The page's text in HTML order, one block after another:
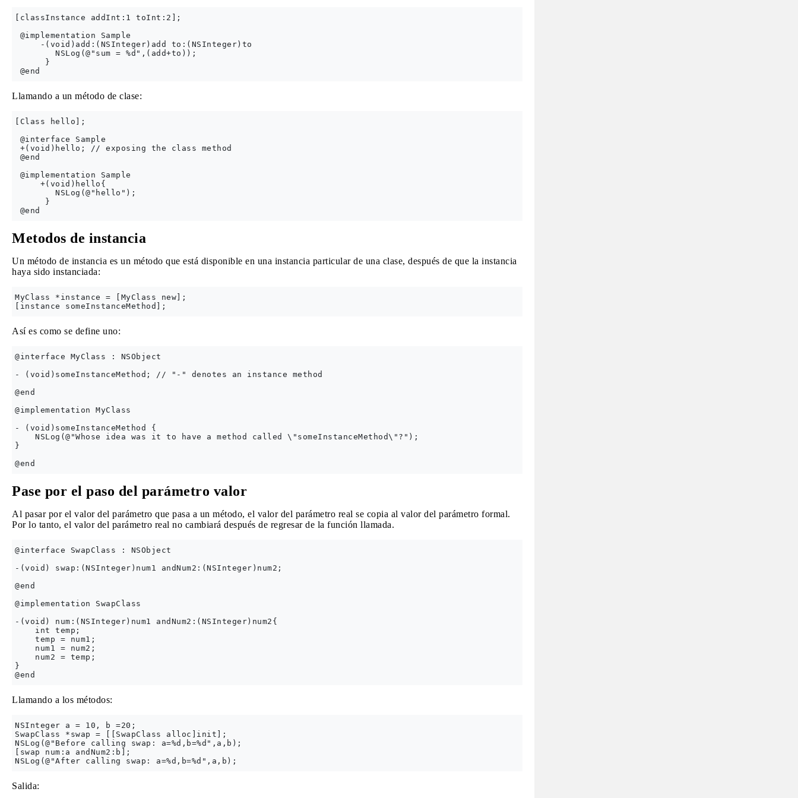
[classInstance addInt:1 toInt:2];
@implementation Sample
     -(void)add:(NSInteger)add to:(NSInteger)to
        NSLog(@"sum = %d",(add+to));
      }
Llamando a un método de clase:
[Class hello];
@interface Sample
+(void)hello; // exposing the class method
@end
@implementation Sample
     +(void)hello{
        NSLog(@"hello");
      }
Metodos de instancia
Un método de instancia es un método que está disponible en una instancia particular de una clase, después de que la instancia
haya sido instanciada:
MyClass *instance = [MyClass new];
Así es como se define uno:
@interface MyClass : NSObject
- (void)someInstanceMethod; // "-" denotes an instance method
@end
@implementation MyClass
- (void)someInstanceMethod {
    NSLog(@"Whose idea was it to have a method called \"someInstanceMethod\"?");
}
Pase por el paso del parámetro valor
Al pasar por el valor del parámetro que pasa a un método, el valor del parámetro real se copia al valor del parámetro formal.
Por lo tanto, el valor del parámetro real no cambiará después de regresar de la función llamada.
@interface SwapClass : NSObject
-(void) swap:(NSInteger)num1 andNum2:(NSInteger)num2;
@end
@implementation SwapClass
-(void) num:(NSInteger)num1 andNum2:(NSInteger)num2{
    int temp;
    temp = num1;
    num1 = num2;
    num2 = temp;
}
Llamando a los métodos:
NSInteger a = 10, b =20;
SwapClass *swap = [[SwapClass alloc]init];
NSLog(@"Before calling swap: a=%d,b=%d",a,b);
[swap num:a andNum2:b];
Salida: